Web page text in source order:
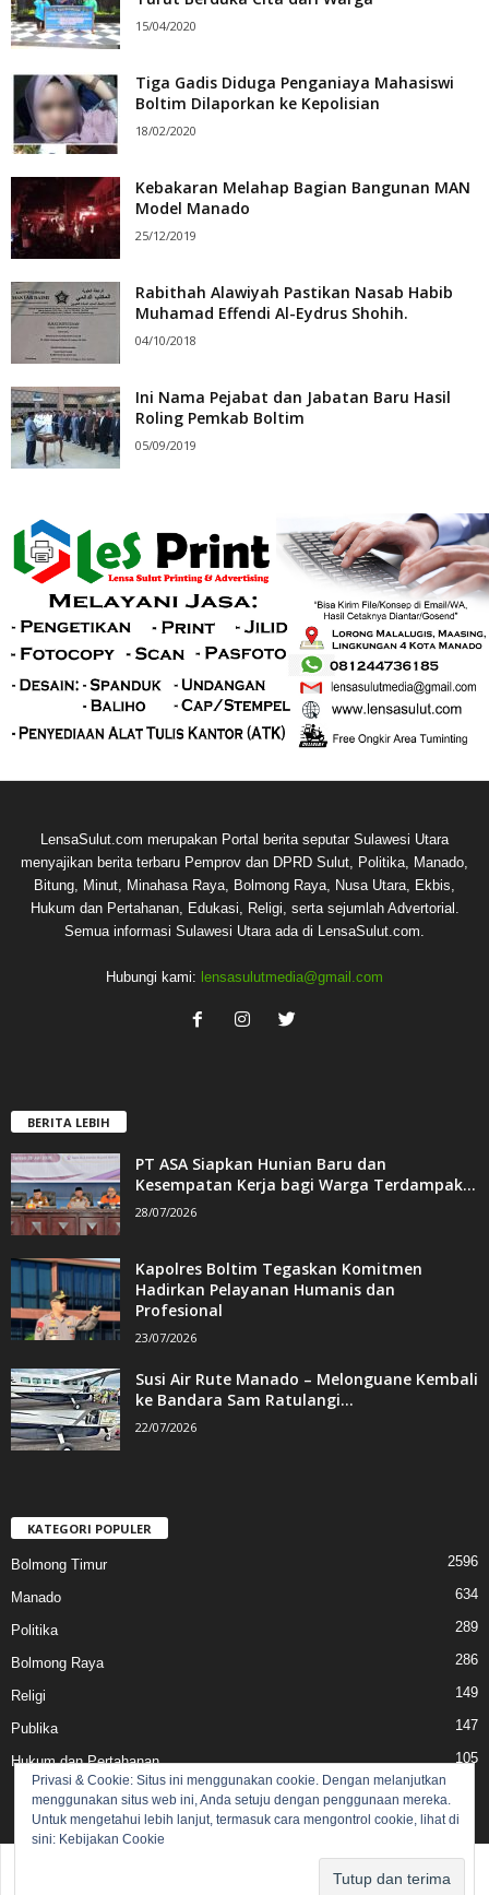
15/04/2020
Tiga Gadis Diduga Penganiaya Mahasiswi
Boltim Dilaporkan ke Kepolisian
18/02/2020
Kebakaran Melahap Bagian Bangunan MAN
Model Manado
25/12/2019
Rabithah Alawiyah Pastikan Nasab Habib
Muhamad Effendi Al-Eydrus Shohih.
04/10/2018
Ini Nama Pejabat dan Jabatan Baru Hasil
Roling Pemkab Boltim
05/09/2019
LensaSulut.com merupakan Portal berita seputar Sulawesi Utara
menyajikan berita terbaru Pemprov dan DPRD Sulut, Politika, Manado,
Bitung, Minut, Minahasa Raya, Bolmong Raya, Nusa Utara, Ekbis,
Hukum dan Pertahanan, Edukasi, Religi, serta sejumlah Advertorial.
Semua informasi Sulawesi Utara ada di LensaSulut.com.
Hubungi kami: lensasulutmedia@gmail.com
BERITA LEBIH
PT ASA Siapkan Hunian Baru dan
Kesempatan Kerja bagi Warga Terdampak...
28/07/2026
Kapolres Boltim Tegaskan Komitmen
Hadirkan Pelayanan Humanis dan
Profesional
23/07/2026
Susi Air Rute Manado – Melonguane Kembali
ke Bandara Sam Ratulangi...
22/07/2026
KATEGORI POPULER
Bolmong Timur 2596
Manado 634
Politika 289
Bolmong Raya 286
Religi 149
Publika 147
Hukum dan Pertahanan 105
Privasi & Cookie: Situs ini menggunakan cookie. Dengan melanjutkan
menggunakan situs web ini, Anda setuju dengan penggunaan mereka.
Untuk mengetahui lebih lanjut, termasuk cara mengontrol cookie, lihat di
sini: Kebijakan Cookie